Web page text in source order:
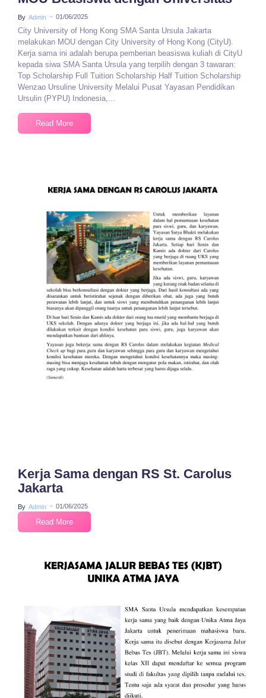
By Admin ~ 01/06/2025
City University of Hong Kong SMA Santa Ursula Jakarta
melakukan MOU dengan City University of Hong Kong (CityU).
Kerja sama ini adalah berupa pemberian beasiswa kuliah di CityU
kepada siwa SMA Santa Ursula yang terpilih dengan 3 tawaran:
Top Scholarship Full Tuition Scholarship Half Tuition Scholarship
Wenzao Ursuline University Melalui Pusat Yayasan Pendidikan
Ursulin (PYPU) Indonesia,...
Read More
Kerja Sama dengan RS St. Carolus
Jakarta
By Admin ~ 01/06/2025
Read More
No Comments